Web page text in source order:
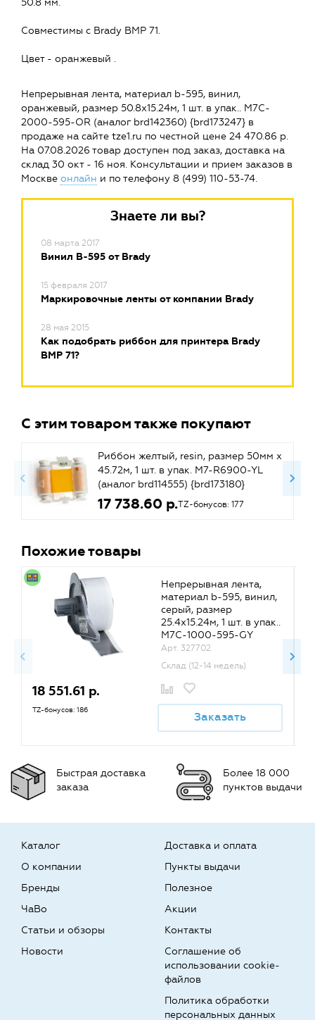
50.8 мм.
Совместимы с Brady BMP 71.
Цвет - оранжевый .
Непрерывная лента, материал b-595, винил,
оранжевый, размер 50.8х15.24м, 1 шт. в упак.. M7C-
2000-595-OR (аналог brd142360) {brd173247} в
продаже на сайте tze1.ru по честной цене 24 470.86 р.
На 07.08.2026 товар доступен под заказ, доставка на
склад 30 окт - 16 ноя. Консультации и прием заказов в
Москве онлайн и по телефону 8 (499) 110-53-74.
Знаете ли вы?
08 марта 2017
Винил B-595 от Brady
15 февраля 2017
Маркировочные ленты от компании Brady
28 мая 2015
Как подобрать риббон для принтера Brady
BMP 71?
С этим товаром также покупают
Риббон желтый, resin, размер 50мм х
45.72м, 1 шт. в упак. M7-R6900-YL
(аналог brd114555) {brd173180}
17 738.60 р.TZ-бонусов: 177
Похожие товары
Непрерывная лента,
материал b-595, винил,
серый, размер
25.4х15.24м, 1 шт. в упак..
M7C-1000-595-GY
(аналог brd142347)
{brd173281}
Арт. 327702
Склад (12-14 недель)
18 551.61 р.
TZ-бонусов: 186 Заказать
Быстрая доставка
заказа
Более 18 000
пунктов выдачи
Каталог
О компании
Бренды
Доставка и оплата
Пункты выдачи
Полезное
ЧаВо
Статьи и обзоры
Новости
Акции
Контакты
Соглашение об
использовании cookie-
файлов
Политика обработки
персональных данных